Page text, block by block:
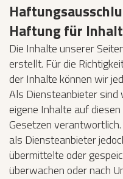
Haftung für
Die Inhalte unserer
erstellt. Für die
der Inhalte können wir
Als Diensteanbieter
eigene Inhalte auf
Gesetzen
als Diensteanbieter
übermittelte oder
überwachen oder nach